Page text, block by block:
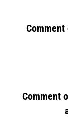
Comment